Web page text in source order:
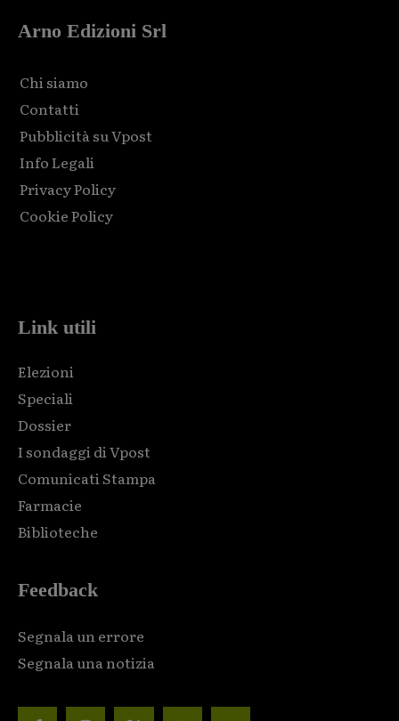
Arno Edizioni Srl
Chi siamo
Contatti
Pubblicità su Vpost
Info Legali
Privacy Policy
Cookie Policy
Link utili
Elezioni
Speciali
Dossier
I sondaggi di Vpost
Comunicati Stampa
Farmacie
Biblioteche
Feedback
Segnala un errore
Segnala una notizia